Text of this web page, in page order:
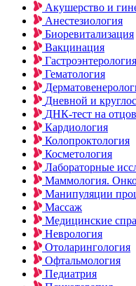
Акушерство и
Анестезиология
Биоревитализация
Вакцинация
Гастроэнтерология
Гематология
Дневной и
ДНК-тест на
Кардиология
Колопроктология
Косметология
Лабораторные
Маммология.
Манипуляции
Массаж
Медицинские
Неврология
Отоларингология
Офтальмология
Педиатрия